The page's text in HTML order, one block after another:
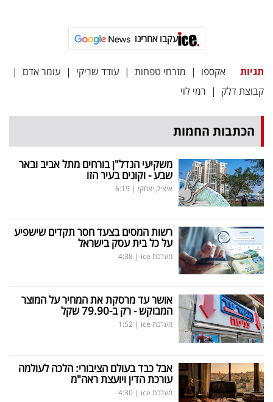
עקבו אחרינו
תגיות אקספו | מזרחי טפחות | עודד שריקי | עומר אדם |
קבוצת דלק | רמי לוי
הכתבות החמות
משקיעי הנדל"ן בורחים מתל אביב ובאר
שבע - וקונים בעיר הזו
איציק יצחקי |
6:19
רשות המסים בצעד חסר תקדים שישפיע
על כל בית עסק בישראל
מערכת ice |
4:38
אושר עד מרסקת את המחיר על המוצר
המבוקש - רק ב-79.90 שקל
מערכת ice |
1:52
אבל כבד בעולם הציבורי: הלכה לעולמה
עורכת הדין ויועצת ראה"מ
מערכת ice |
4:30